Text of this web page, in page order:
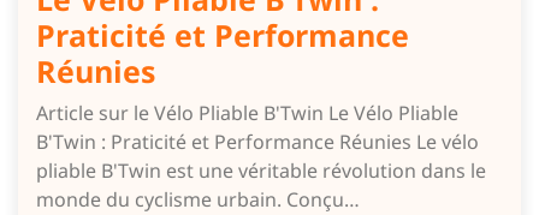
Praticité et Performance
Réunies
Article sur le Vélo Pliable B'Twin Le Vélo Pliable
B'Twin : Praticité et Performance Réunies Le vélo
pliable B'Twin est une véritable révolution dans le
monde du cyclisme urbain. Conçu…